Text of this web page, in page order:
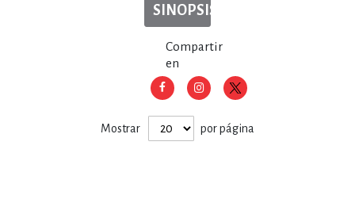
SINOPSIS
Compartir
en
Mostrar por página